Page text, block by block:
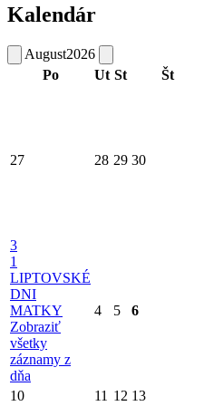
Kalendár
August2026
Po
Ut St Št
27 28 29 30
3
1
LIPTOVSKÉ
DNI
MATKY
Zobraziť
všetky
záznamy z
dňa
4 5 6
10 11 12 13